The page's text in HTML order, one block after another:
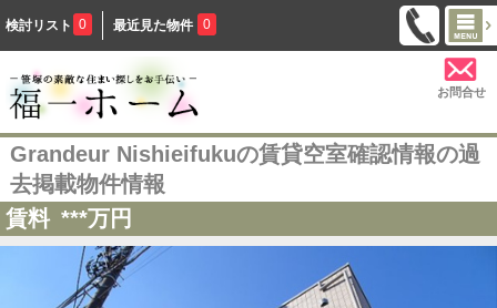
検討リスト 0 最近見た物件 0
お問合せ
Grandeur Nishieifukuの賃貸空室確認情報の過
去掲載物件情報
賃料 ***万円